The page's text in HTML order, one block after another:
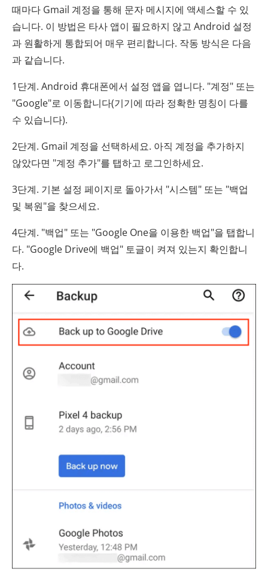
때마다 Gmail 계정을 통해 문자 메시지에 액세스할 수 있
습니다. 이 방법은 타사 앱이 필요하지 않고 Android 설정
과 원활하게 통합되어 매우 편리합니다. 작동 방식은 다음
과 같습니다.
1단계. Android 휴대폰에서 설정 앱을 엽니다. "계정" 또는
"Google"로 이동합니다(기기에 따라 정확한 명칭이 다를
수 있습니다).
2단계. Gmail 계정을 선택하세요. 아직 계정을 추가하지
않았다면 "계정 추가"를 탭하고 로그인하세요.
3단계. 기본 설정 페이지로 돌아가서 "시스템" 또는 "백업
및 복원"을 찾으세요.
4단계. "백업" 또는 "Google One을 이용한 백업"을 탭합니
다. "Google Drive에 백업" 토글이 켜져 있는지 확인합니
다.